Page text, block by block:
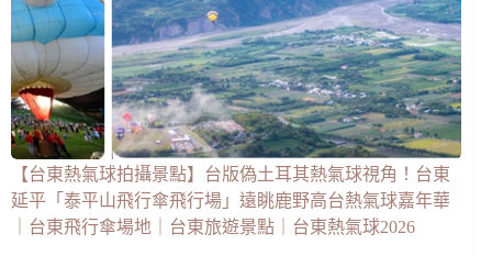
【台東熱氣球拍攝景點】台版偽土耳其熱氣球視角！台東
延平「泰平山飛行傘飛行場」遠眺鹿野高台熱氣球嘉年華
｜台東飛行傘場地｜台東旅遊景點｜台東熱氣球2026